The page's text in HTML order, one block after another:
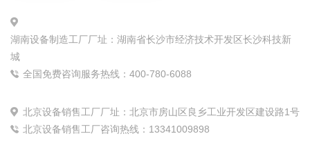
湖南设备制造工厂厂址：湖南省长沙市经济技术开发区长沙科技新
城
全国免费咨询服务热线：400-780-6088
北京设备销售工厂厂址：北京市房山区良乡工业开发区建设路1号
北京设备销售工厂咨询热线：13341009898